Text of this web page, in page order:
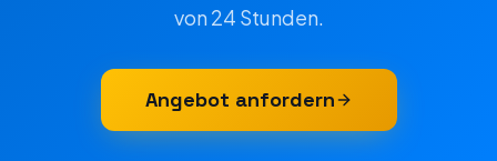
von 24 Stunden.
Angebot anfordern